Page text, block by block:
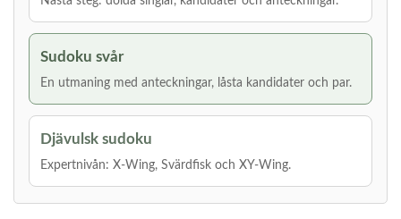
Sudoku svår
En utmaning med anteckningar, låsta kandidater och par.
Djävulsk sudoku
Expertnivån: X-Wing, Svärdfisk och XY-Wing.